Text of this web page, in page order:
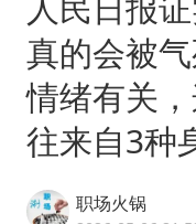
真的会被
情绪有关
往来自3种
职场火锅